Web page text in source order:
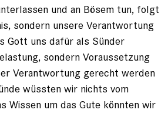
und an Bösem tun, folgt
sondern unsere Verantwortung
Gott uns dafür als Sünder
sondern Voraussetzung
Verantwortung gerecht werden
wüssten wir nichts vom
Wissen um das Gute könnten wir